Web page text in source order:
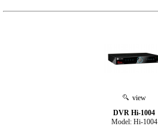
view
DVR Hi-1004
Model: Hi-1004